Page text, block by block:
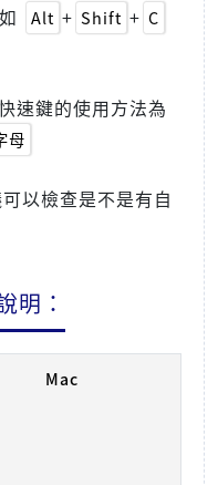
Alt + Shift + C
速鍵的使用方法為
母
以檢查是不是有自
明：
Mac